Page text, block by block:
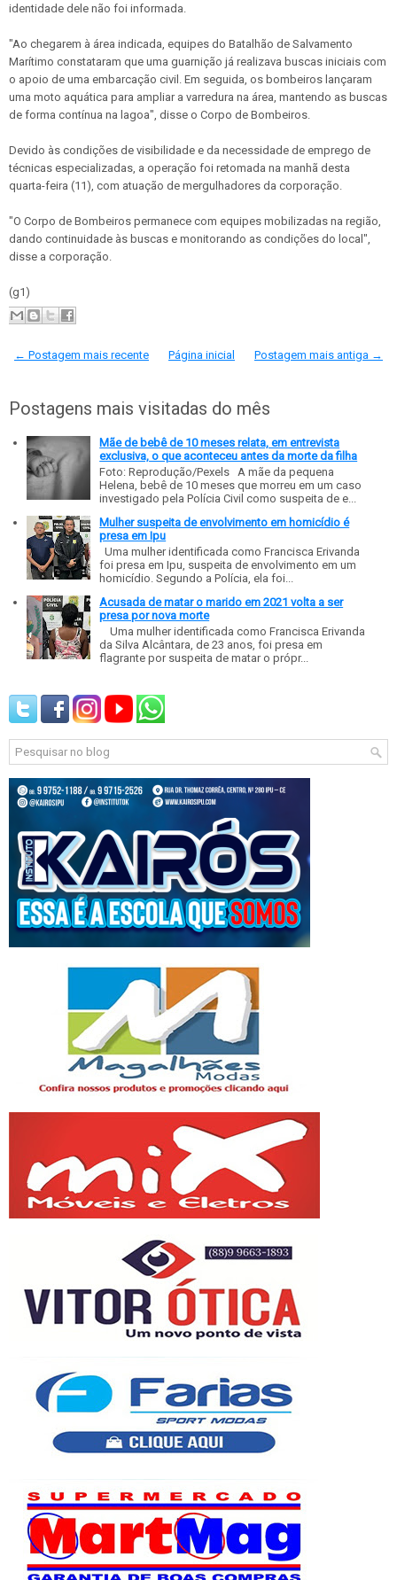
identidade dele não foi informada.
"Ao chegarem à área indicada, equipes do Batalhão de Salvamento
Marítimo constataram que uma guarnição já realizava buscas iniciais com
o apoio de uma embarcação civil. Em seguida, os bombeiros lançaram
uma moto aquática para ampliar a varredura na área, mantendo as buscas
de forma contínua na lagoa", disse o Corpo de Bombeiros.
Devido às condições de visibilidade e da necessidade de emprego de
técnicas especializadas, a operação foi retomada na manhã desta
quarta-feira (11), com atuação de mergulhadores da corporação.
"O Corpo de Bombeiros permanece com equipes mobilizadas na região,
dando continuidade às buscas e monitorando as condições do local",
disse a corporação.
(g1)
← Postagem mais recente Postagem mais antiga →
Página inicial
Postagens mais visitadas do mês
Mãe de bebê de 10 meses relata, em entrevista
exclusiva, o que aconteceu antes da morte da filha
Foto: Reprodução/Pexels A mãe da pequena
Helena, bebê de 10 meses que morreu em um caso
investigado pela Polícia Civil como suspeita de e...
Mulher suspeita de envolvimento em homicídio é
presa em Ipu
Uma mulher identificada como Francisca Erivanda
foi presa em Ipu, suspeita de envolvimento em um
homicídio. Segundo a Polícia, ela foi...
Acusada de matar o marido em 2021 volta a ser
presa por nova morte
Uma mulher identificada como Francisca Erivanda
da Silva Alcântara, de 23 anos, foi presa em
flagrante por suspeita de matar o própr...